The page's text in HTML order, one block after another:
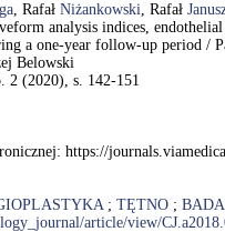
, Rafał Niżankowski, Rafał
analysis indices,
a one-year follow-up period /
Belowski
2 (2020), s. 142-151
https://
; TĘTNO ;
article/view/